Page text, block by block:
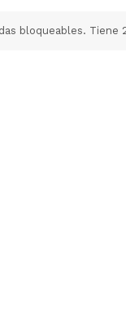
bloqueables. Tiene